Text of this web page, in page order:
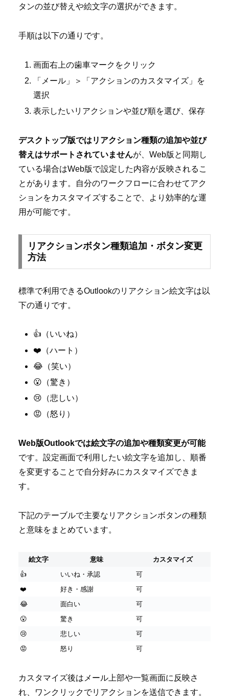
タンの並び替えや絵文字の選択ができます。
手順は以下の通りです。
画面右上の歯車マークをクリック
「メール」＞「アクションのカスタマイズ」を
選択
表示したいリアクションや並び順を選び、保存
デスクトップ版ではリアクション種類の追加や並び
替えはサポートされていませんが、Web版と同期し
ている場合はWeb版で設定した内容が反映されるこ
とがあります。自分のワークフローに合わせてアク
ションをカスタマイズすることで、より効率的な運
用が可能です。
リアクションボタン種類追加・ボタン変更
方法
標準で利用できるOutlookのリアクション絵文字は以
下の通りです。
👍（いいね）
❤️（ハート）
😂（笑い）
😮（驚き）
😢（悲しい）
😡（怒り）
Web版Outlookでは絵文字の追加や種類変更が可能
です。設定画面で利用したい絵文字を追加し、順番
を変更することで自分好みにカスタマイズできま
す。
下記のテーブルで主要なリアクションボタンの種類
と意味をまとめています。
絵文字 意味
カスタマイズ
👍
いいね・承認
可
❤️
好き・感謝
可
😂
面白い
可
😮
驚き
可
😢
悲しい
可
😡
怒り 可
カスタマイズ後はメール上部や一覧画面に反映さ
れ、ワンクリックでリアクションを送信できます。